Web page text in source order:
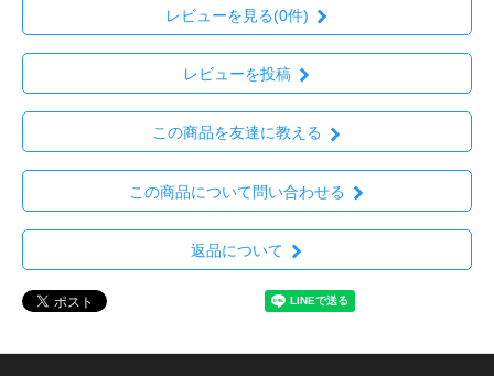
レビューを見る(0件)
レビューを投稿
この商品を友達に教える
この商品について問い合わせる
返品について